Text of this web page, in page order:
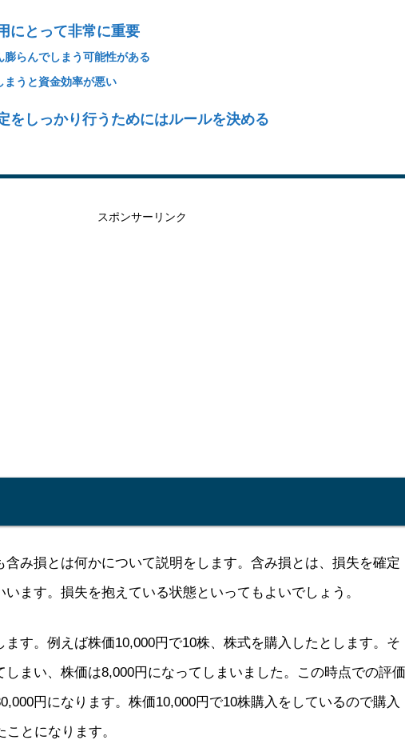
にとって非常に重要
膨らんでしまう可能性がある
まうと資金効率が悪い
をしっかり行うためにはルールを決める
スポンサーリンク
含み損とは何かについて説明をします。含み損とは、損失を確定
います。損失を抱えている状態といってもよいでしょう。
ます。例えば株価10,000円で10株、株式を購入したとします。そ
しまい、株価は8,000円になってしまいました。この時点での評
円になります。株価10,000円で10株購入をしているので購入
とになります。